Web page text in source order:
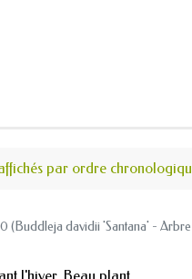
par ordre
(Buddleja davidii 'Santana' -